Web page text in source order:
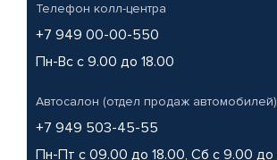
Телефон колл-центра
+7 949 00-00-550
Пн-Вс с 9.00 до 18.00
Автосалон (отдел продаж автомобилей)
+7 949 503-45-55
Пн-Пт с 09.00 до 18.00, Сб с 9.00 до